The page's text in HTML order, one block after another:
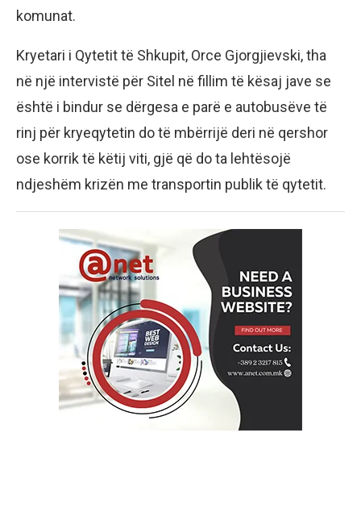
komunat.
Kryetari i Qytetit të Shkupit, Orce Gjorgjievski, tha
në një intervistë për Sitel në fillim të kësaj jave se
është i bindur se dërgesa e parë e autobusëve të
rinj për kryeqytetin do të mbërrijë deri në qershor
ose korrik të këtij viti, gjë që do ta lehtësojë
ndjeshëm krizën me transportin publik të qytetit.